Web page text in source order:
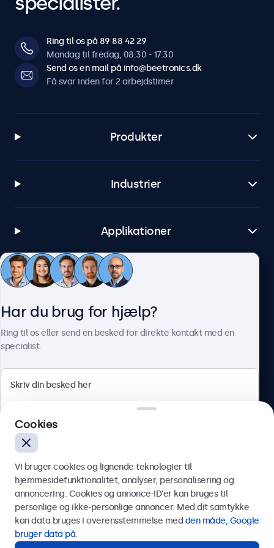
Windows
Windows 8, 10, 11
Tahoe, Sequoia, Sonoma
Alle Linux-distributioner
Samsung DeX
Alle versioner af Samsung DeX
Tilslutninger
HDMI
1x
DisplayPort
VGA
USB-C
1x video, lyd, touch
Via USB-C til USB-A-adapter. Dette aktiverer kun touch-
funktionaliteten og skal kombineres med HDMI, DisplayPort
eller VGA for billede.
AUX indgang (3,5mm)
1x
Ring til os på 89 88 42 29
Mandag til fredag, 08:30 - 17:30
Send os en mail på info@beetronics.dk
Få svar inden for 2 arbejdstimer
Produkter
Industrier
Applikationer
Kundeservice
Herstedøstervej 27-29, unit A, 2620 Albertslund, Danmark
Dansk
Har du brug for hjælp?
Ring til os eller send en besked for direkte kontakt med en
specialist.
Send
Eller ring til os på
Cookies
Vi bruger cookies og lignende teknologier til
hjemmesidefunktionalitet, analyser, personalisering og
annoncering. Cookies og annonce-ID’er kan bruges til
personlige og ikke-personlige annoncer. Med dit samtykke
kan data bruges i overensstemmelse med den måde, Google
bruger data på.